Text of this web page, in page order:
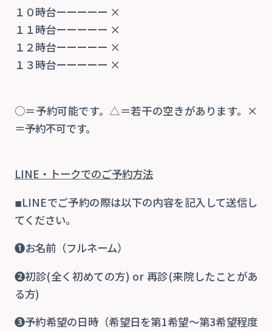
１０時台ーーーーー ×
１１時台ーーーーー ×
１２時台ーーーーー ×
１３時台ーーーーー ×
○＝予約可能です。△＝若干の空きがあります。×
＝予約不可です。
LINE・トークでのご予約方法
◾︎LINEでご予約の際は以下の内容を記入して送信し
てください。
❶お名前（フルネーム）
❷初診(全く初めての方) or 再診(来院したことがあ
る方)
❸予約希望の日時（希望日を第1希望〜第3希望程度